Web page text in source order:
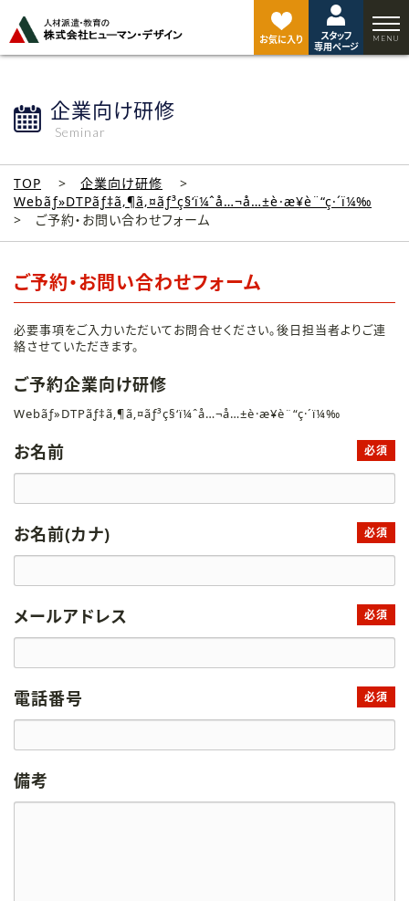
お気に入り
スタッフ
専用ページ
企業向け研修
Seminar
TOP
企業向け研修
Webãƒ»DTPãƒ‡ã‚¶ã‚¤ãƒ³ç§‘ï¼ˆå…¬å…±è·æ¥­è¨“ç·´ï¼‰
ご予約・お問い合わせフォーム
ご予約・お問い合わせフォーム
必要事項をご入力いただいてお問合せください。後日担当者よりご連
絡させていただきます。
ご予約企業向け研修
Webãƒ»DTPãƒ‡ã‚¶ã‚¤ãƒ³ç§‘ï¼ˆå…¬å…±è·æ¥­è¨“ç·´ï¼‰
お名前 必須
お名前(カナ) 必須
メールアドレス 必須
電話番号 必須
備考
ジ
ト